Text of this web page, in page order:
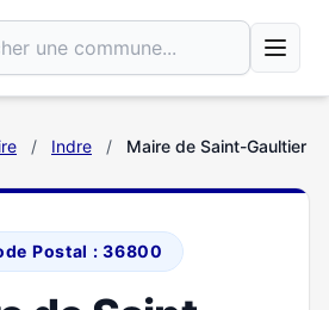
/ Indre / Maire de Saint-Gaultier
Postal : 36800